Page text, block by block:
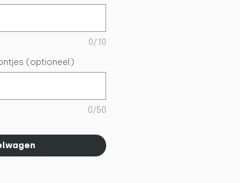
0/10
(optioneel)
0/50